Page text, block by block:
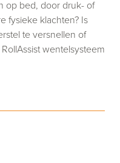
op bed, door druk- of
fysieke klachten? Is
te versnellen of
wentelsysteem